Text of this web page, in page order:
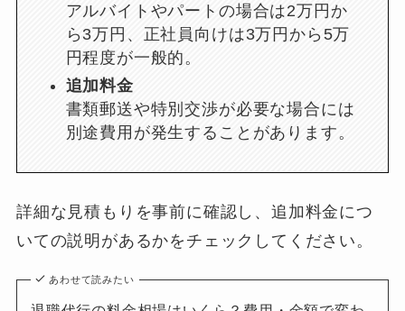
アルバイトやパートの場合は2万円か
ら3万円、正社員向けは3万円から5万
円程度が一般的。
追加料金
書類郵送や特別交渉が必要な場合には
別途費用が発生することがあります。
詳細な見積もりを事前に確認し、追加料金につ
いての説明があるかをチェックしてください。
あわせて読みたい